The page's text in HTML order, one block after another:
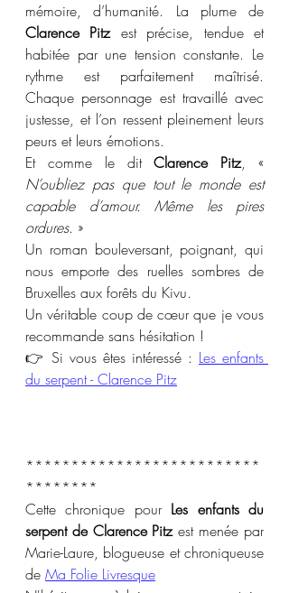
Clarence Pitz est précise, tendue et
habitée par une tension constante. Le
rythme est parfaitement maîtrisé.
Chaque personnage est travaillé avec
justesse, et l’on ressent pleinement leurs
peurs et leurs émotions.
Et comme le dit Clarence Pitz
N’oubliez pas que tout le monde est
capable d’amour. Même les pires
ordures. »
Un roman bouleversant, poignant, qui
nous emporte des ruelles sombres de
Bruxelles aux forêts du Kivu.
Un véritable coup de cœur que je vous
recommande sans hésitation !
👉 Si vous êtes intéressé : Les enfants
du serpent - Clarence Pitz
**************************
********
Cette chronique pour Les enfants du
serpent de Clarence Pitz est menée par
Marie-Laure, blogueuse et chroniqueuse
de Ma Folie Livresque